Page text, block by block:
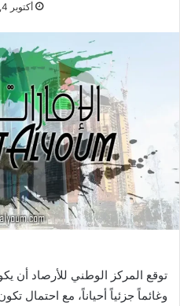
أكتوبر 4, 2022
توقع المركز الوطني للأرصاد أن
وغائماً جزئياً أحياناً، مع احتمال